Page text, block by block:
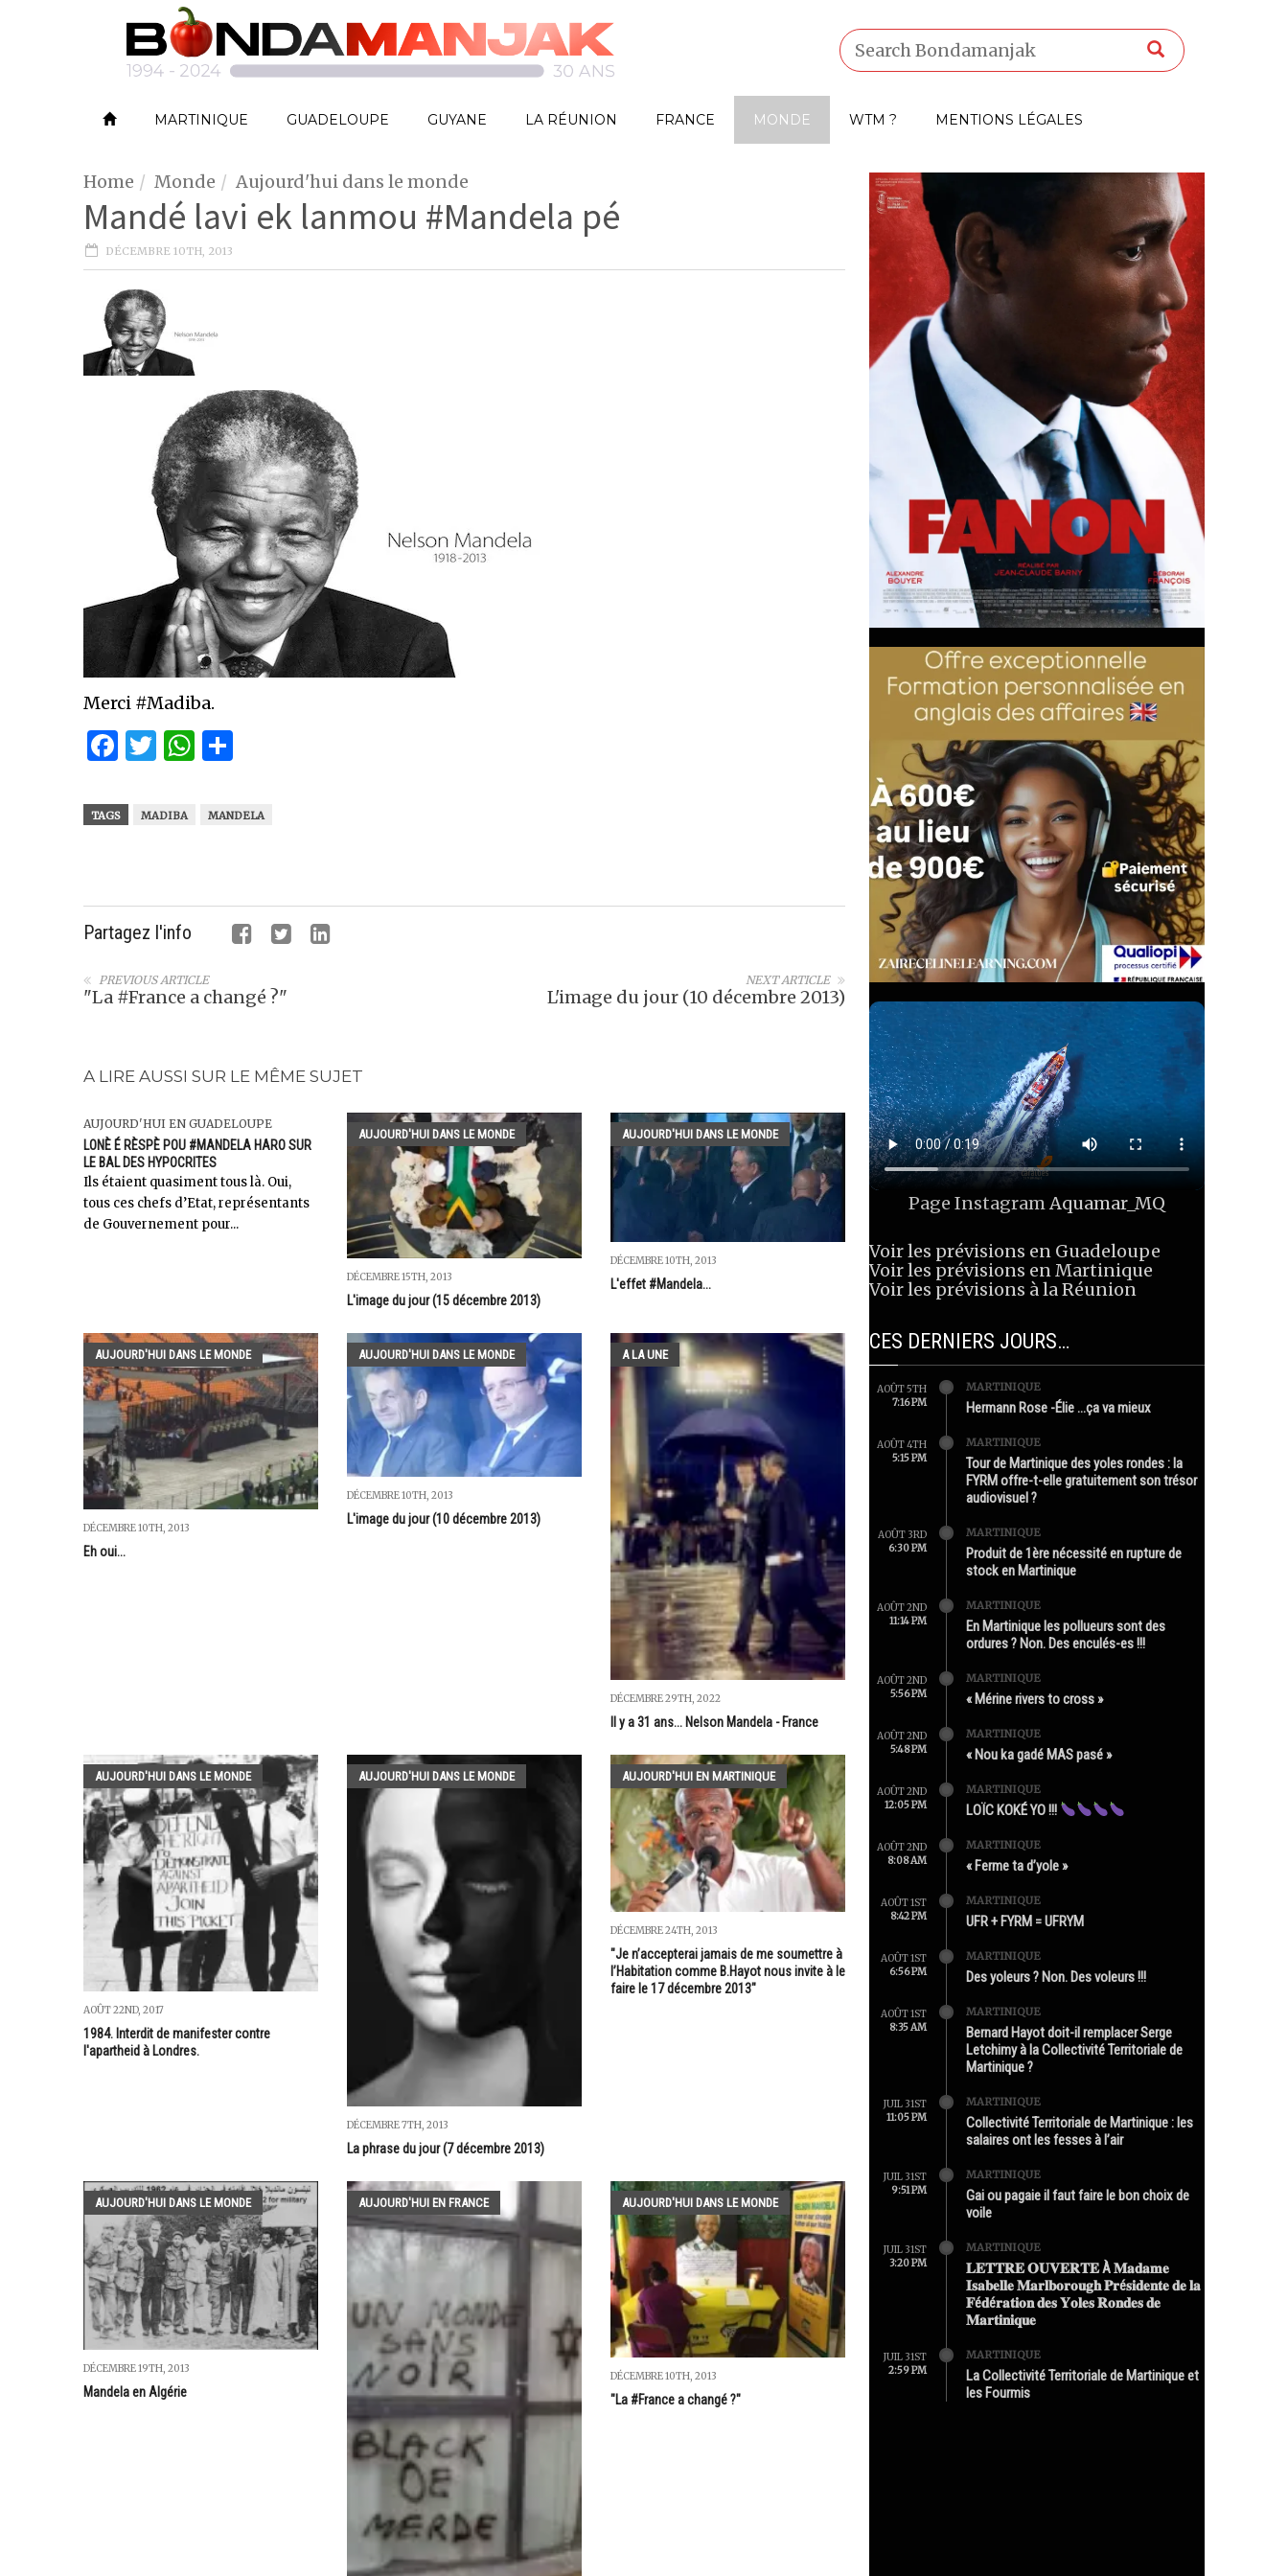
MARTINIQUE GUADELOUPE GUYANE LA RÉUNION FRANCE MONDE WTM ? MENTIONS LÉGALES
Home Monde Aujourd'hui dans le monde
Mandé lavi ek lanmou #Mandela pé
DÉCEMBRE 10TH, 2013
Merci #Madiba.
Facebook
Twitter
WhatsApp
TAGS MADIBA MANDELA
Partagez l'info
NEXT ARTICLE
L'image du jour (10 décembre 2013)
PREVIOUS ARTICLE
"La #France a changé ?"
A LIRE AUSSI SUR LE MÊME SUJET
AUJOURD'HUI EN GUADELOUPE
LONÈ É RÈSPÈ POU #MANDELA HARO SUR
LE BAL DES HYPOCRITES
Ils étaient quasiment tous là. Oui,
tous ces chefs d’Etat, représentants
de Gouvernement pour...
AUJOURD'HUI DANS LE MONDE
DÉCEMBRE 15TH, 2013
L'image du jour (15 décembre 2013)
AUJOURD'HUI DANS LE MONDE
DÉCEMBRE 10TH, 2013
L'effet #Mandela...
AUJOURD'HUI DANS LE MONDE
DÉCEMBRE 10TH, 2013
Eh oui...
AUJOURD'HUI DANS LE MONDE
DÉCEMBRE 10TH, 2013
L'image du jour (10 décembre 2013)
A LA UNE
DÉCEMBRE 29TH, 2022
Il y a 31 ans... Nelson Mandela - France
AUJOURD'HUI DANS LE MONDE
AOÛT 22ND, 2017
1984. Interdit de manifester contre
l'apartheid à Londres.
AUJOURD'HUI DANS LE MONDE
DÉCEMBRE 7TH, 2013
La phrase du jour (7 décembre 2013)
AUJOURD'HUI EN MARTINIQUE
DÉCEMBRE 24TH, 2013
"Je n’accepterai jamais de me soumettre à
l’Habitation comme B.Hayot nous invite à le
faire le 17 décembre 2013"
AUJOURD'HUI DANS LE MONDE
DÉCEMBRE 19TH, 2013
Mandela en Algérie
AUJOURD'HUI EN FRANCE AUJOURD'HUI DANS LE MONDE
DÉCEMBRE 10TH, 2013
"La #France a changé ?"
Page InstagramAquamar_MQ
Voir les prévisions en Guadeloupe
Voir les prévisions en Martinique
Voir les prévisions à la Réunion
CES DERNIERS JOURS…
AOÛT 5TH
7:16 PM
MARTINIQUE
Hermann Rose -Élie …ça va mieux
AOÛT 4TH
5:15 PM
MARTINIQUE
Tour de Martinique des yoles rondes : la
FYRM offre-t-elle gratuitement son trésor
audiovisuel ?
AOÛT 3RD
6:30 PM
MARTINIQUE
Produit de 1ère nécessité en rupture de
stock en Martinique
AOÛT 2ND
11:14 PM
MARTINIQUE
En Martinique les pollueurs sont des
ordures ? Non. Des enculés-es !!!
AOÛT 2ND
5:56 PM
MARTINIQUE
« Mérine rivers to cross »
AOÛT 2ND
5:48 PM
MARTINIQUE
« Nou ka gadé MAS pasé »
AOÛT 2ND
12:05 PM
MARTINIQUE
LOÏC KOKÉ YO !!!
AOÛT 2ND
8:08 AM
MARTINIQUE
« Ferme ta d’yole »
AOÛT 1ST
8:42 PM
MARTINIQUE
UFR + FYRM = UFRYM
AOÛT 1ST
6:56 PM
MARTINIQUE
Des yoleurs ? Non. Des voleurs !!!
AOÛT 1ST
8:35 AM
MARTINIQUE
Bernard Hayot doit-il remplacer Serge
Letchimy à la Collectivité Territoriale de
Martinique ?
JUIL 31ST
11:05 PM
MARTINIQUE
Collectivité Territoriale de Martinique : les
salaires ont les fesses à l’air
JUIL 31ST
9:51 PM
MARTINIQUE
Gai ou pagaie il faut faire le bon choix de
voile
JUIL 31ST
3:20 PM
MARTINIQUE
𝐋𝐄𝐓𝐓𝐑𝐄 𝐎𝐔𝐕𝐄𝐑𝐓𝐄 À 𝐌𝐚𝐝𝐚𝐦𝐞
𝐈𝐬𝐚𝐛𝐞𝐥𝐥𝐞 𝐌𝐚𝐫𝐥𝐛𝐨𝐫𝐨𝐮𝐠𝐡 𝐏𝐫é𝐬𝐢𝐝𝐞𝐧𝐭𝐞 𝐝𝐞 𝐥𝐚
𝐅é𝐝é𝐫𝐚𝐭𝐢𝐨𝐧 𝐝𝐞𝐬 𝐘𝐨𝐥𝐞𝐬 𝐑𝐨𝐧𝐝𝐞𝐬 𝐝𝐞
𝐌𝐚𝐫𝐭𝐢𝐧𝐢𝐪𝐮𝐞
JUIL 31ST
2:59 PM
MARTINIQUE
La Collectivité Territoriale de Martinique et
les Fourmis